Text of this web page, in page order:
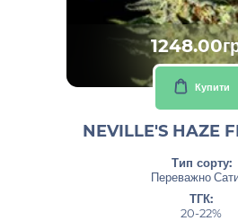
Купити
NEVILLE'S HAZE
Тип сорту:
Переважно
ТГК:
20-22%